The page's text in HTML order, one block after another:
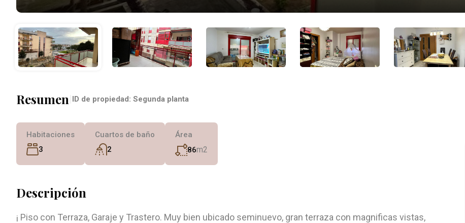
Resumen ID de propiedad: Segunda planta
Habitaciones
3
Cuartos de baño
2
Área
86m2
Descripción
¡ Piso con Terraza, Garaje y Trastero. Muy bien ubicado seminuevo, gran terraza con magnificas vistas,